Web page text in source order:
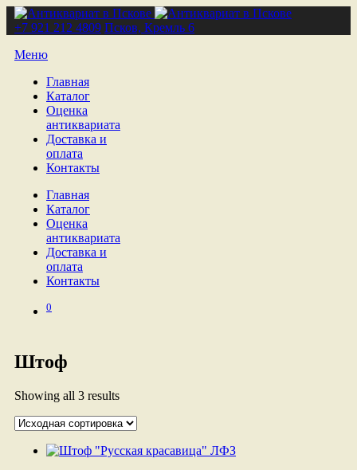
+7 921 212 4809 Псков, Кремль 6
Меню
Главная
Каталог
Оценка
антиквариата
Доставка и
оплата
Контакты
Главная
Каталог
Оценка
антиквариата
Доставка и
оплата
Контакты
0
Штоф
Showing all 3 results